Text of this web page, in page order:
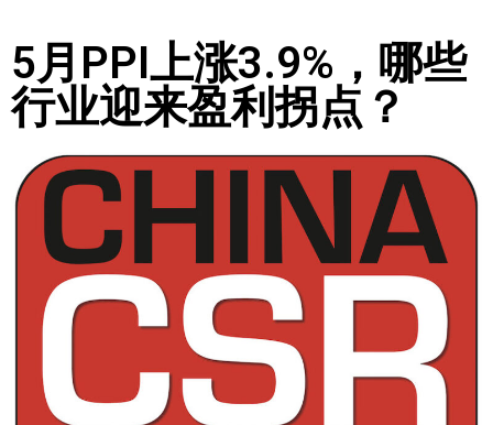
5月PPI上涨3.9%，哪些
行业迎来盈利拐点？